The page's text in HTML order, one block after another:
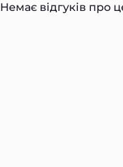
Немає відгуків про